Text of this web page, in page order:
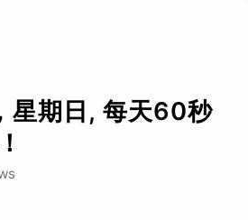
星期日, 每天60秒